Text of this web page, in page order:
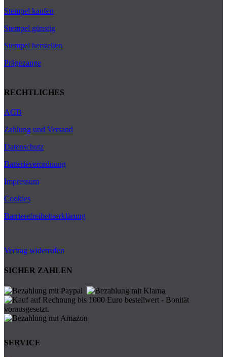
Stempel kaufen
Stempel günstig
Stempel herstellen
Prägezange
RECHTLICHES
AGB
Zahlung und Versand
Datenschutz
Batterieverordnung
Impressum
Cookies
Barrierefreiheitserklärung
Vertrag widerrufen
SICHER ZAHLEN
SERVICE